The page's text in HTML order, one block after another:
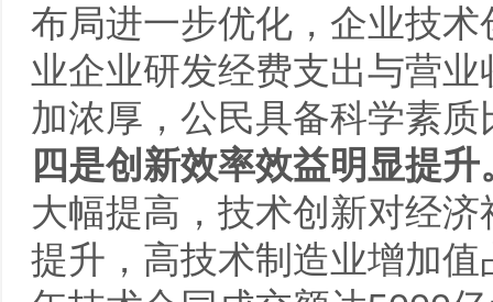
布局进一步优化，企业技
业企业研发经费支出与营
加浓厚，公民具备科学素
四是创新效率效益明显提升
大幅提高，技术创新对经
提升，高技术制造业增加